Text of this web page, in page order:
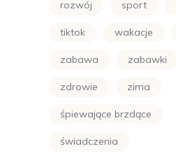
rozwój sport
tiktok wakacje
zabawa zabawki
zdrowie zima
śpiewające brzdące
świadczenia